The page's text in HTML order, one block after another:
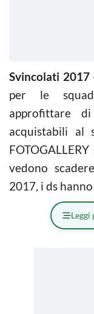
Svincolati 2017
per le
approfittare
acquistabili al
vedono
2017, i ds